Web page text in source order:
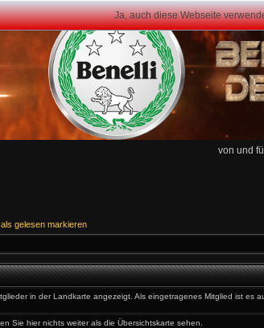
Ja, auch diese Webseite
von und
gelesen markieren
in der Landkarte angezeigt. Als eingetragenes Mitglied ist es
Sie hier nichts weiter als die Übersichtskarte sehen.